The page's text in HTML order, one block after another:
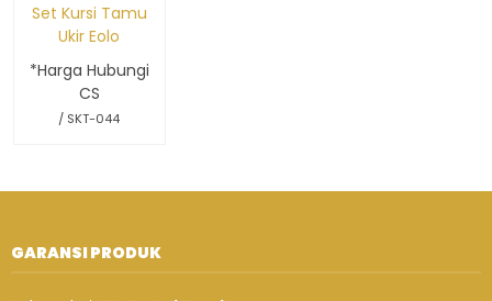
Set Kursi Tamu
Ukir Eolo
*Harga Hubungi
CS
/ SKT-044
GARANSI PRODUK